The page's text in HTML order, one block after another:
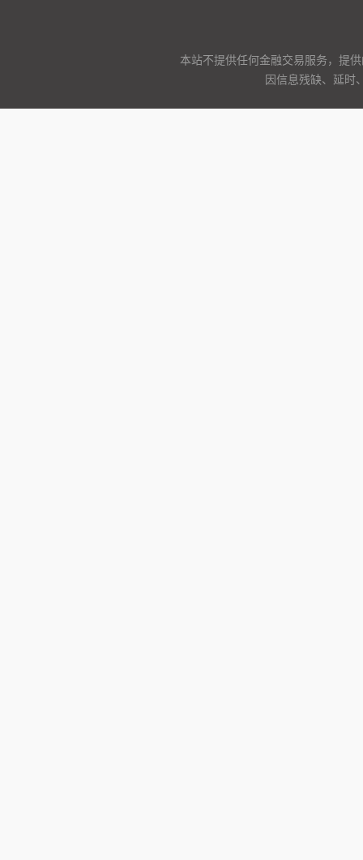
本站不提供任何金融交易服务，提
因信息残缺、延时